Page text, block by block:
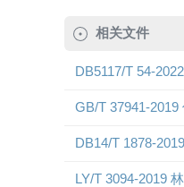
相关文件
DB5117/T 54-
GB/T 37941-
DB14/T 1878-
LY/T 3094-2019